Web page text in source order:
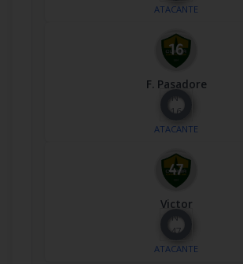
ATACANTE
F. Pasadore
Nº
16
ATACANTE
Victor
Nº
47
ATACANTE